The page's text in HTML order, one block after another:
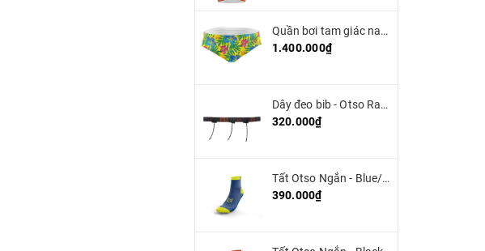
Quần bơi tam giác nam OTSO - Yellow Floral
1.400.000₫
Dây đeo bib - Otso Race Belt
320.000₫
Tất Otso Ngắn - Blue/Yellow (Low Cut)
390.000₫